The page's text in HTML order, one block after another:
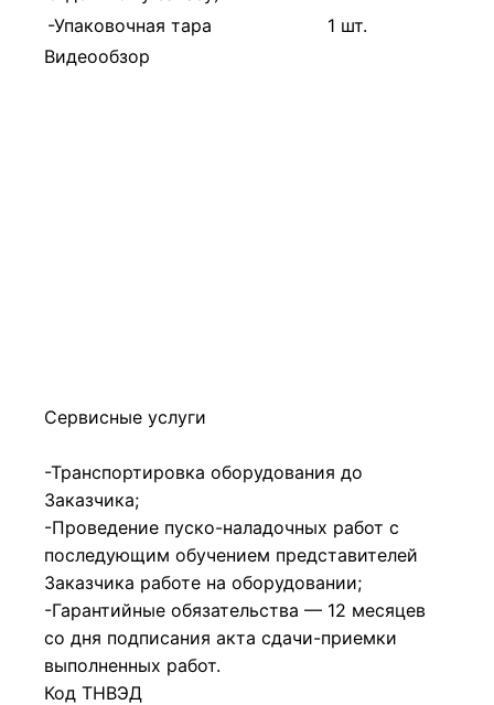
-Упаковочная тара
1 шт.
Видеообзор
Сервисные услуги
-Транспортировка оборудования до
Заказчика;
-Проведение пуско-наладочных работ с
последующим обучением представителей
Заказчика работе на оборудовании;
-Гарантийные обязательства — 12 месяцев
со дня подписания акта сдачи-приемки
выполненных работ.
Код ТНВЭД